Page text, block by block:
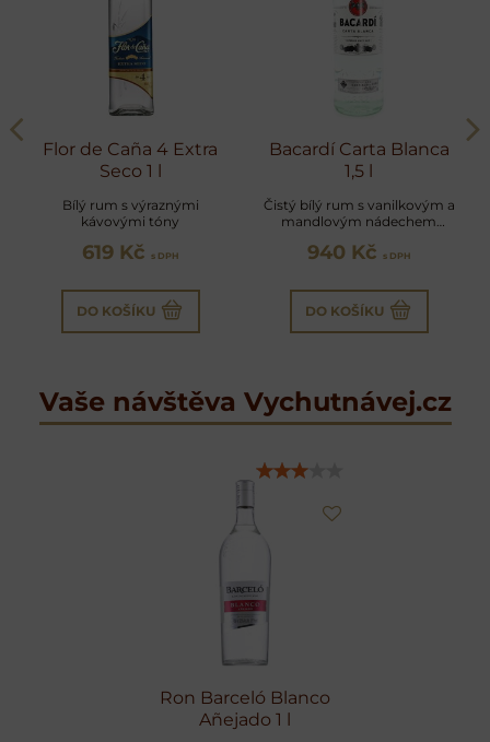
Flor de Caña 4 Extra
Seco 1 l
Bílý rum s výraznými
kávovými tóny
619 Kč s DPH
DO KOŠÍKU
Bacardí Carta Blanca
1,5 l
Čistý bílý rum s vanilkovým a
mandlovým nádechem
940 Kč s DPH
DO KOŠÍKU
Vaše návštěva Vychutnávej.cz
Ron Barceló Blanco
Añejado 1 l